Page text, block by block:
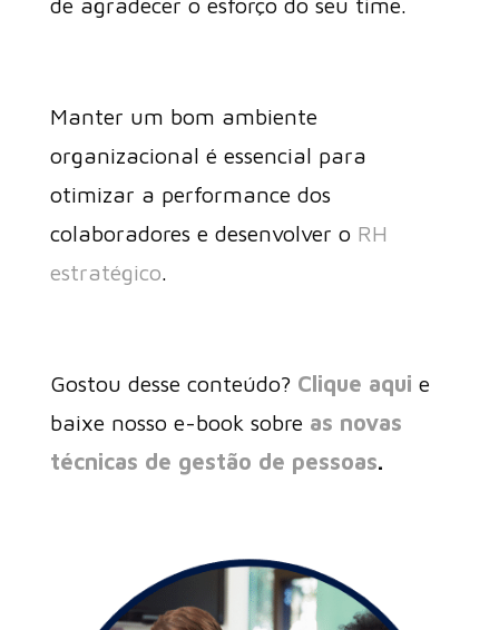
Manter um bom ambiente
organizacional é essencial para
otimizar a performance dos
colaboradores e desenvolver o RH
estratégico.
Gostou desse conteúdo? Clique aqui e
baixe nosso e-book sobre as novas
técnicas de gestão de pessoas.